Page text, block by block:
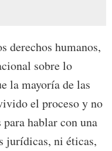
derechos humanos,
sobre lo
la mayoría de las
el proceso y no
para hablar con una
jurídicas, ni éticas,